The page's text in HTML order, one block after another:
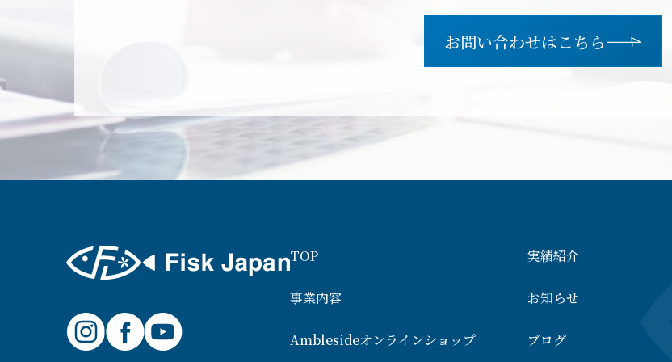
お問い合わせはこちら
TOP 実績紹介
事業内容 お知らせ
Amblesideオンラインショップ ブログ